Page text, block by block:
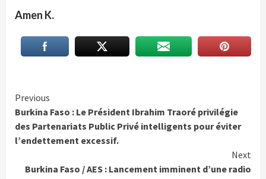
Amen K.
Continue
Reading
Previous
Burkina Faso : Le Président Ibrahim Traoré privilégie
des Partenariats Public Privé intelligents pour éviter
l’endettement excessif.
Next
Burkina Faso / AES : Lancement imminent d’une radio